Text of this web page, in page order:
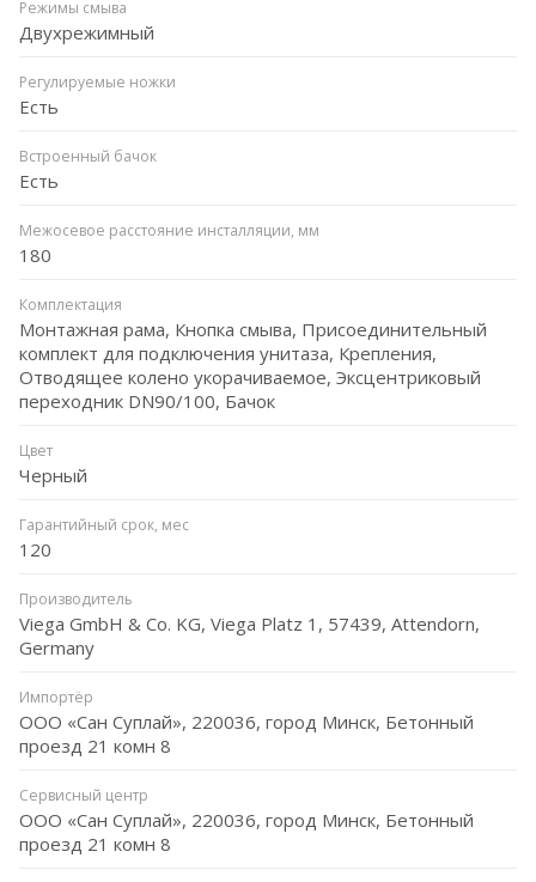
Режимы смыва
Двухрежимный
Регулируемые ножки
Есть
Встроенный бачок
Есть
Межосевое расстояние инсталляции, мм
180
Комплектация
Монтажная рама, Кнопка смыва, Присоединительный
комплект для подключения унитаза, Крепления,
Отводящее колено укорачиваемое, Эксцентриковый
переходник DN90/100, Бачок
Цвет
Черный
Гарантийный срок, мес
120
Производитель
Viega GmbH & Co. KG, Viega Platz 1, 57439, Attendorn,
Germany
Импортёр
ООО «Сан Суплай», 220036, город Минск, Бетонный
проезд 21 комн 8
Сервисный центр
ООО «Сан Суплай», 220036, город Минск, Бетонный
проезд 21 комн 8